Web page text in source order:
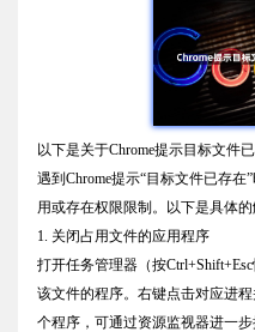
以下是关于Chrome提示目标文件
遇到Chrome提示“目标文件已存
用或存在权限限制。以下是具体的
1. 关闭占用文件的应用程序
打开任务管理器（按
该文件的程序。右键点击对应进
个程序，可通过资源监视器进一